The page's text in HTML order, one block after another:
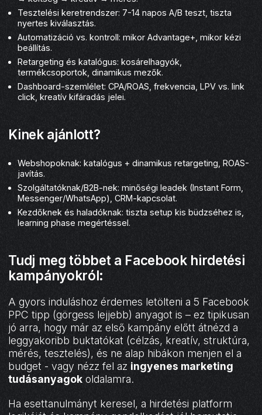
Tesztelési keretrendszer: 7-14 napos A/B teszt, tiszta
nyertes kiválasztás.
Automatizáció vs. kontroll: mikor Advantage+, mikor kézi
beállítás.
Retargeting és katalógus: kosárelhagyók,
termékcsoportok, dinamikus mezők.
Dashboard-szemlélet: CPA/ROAS, frekvencia, LPV vs. link
click, kreatív kifáradás jelei.
Kinek ajánlott?
Webshopoknak: katalógus + dinamikus retargeting, ROAS-
javítás.
Szolgáltatóknak/B2B-nek: minőségi leadek (Instant Form,
Messenger/WhatsApp), CRM-kapcsolat.
Kezdőknek és haladóknak: tiszta setup kis büdzséhez is,
learning phase megértéssel.
Tudj meg többet a Facebook hirdetési
kampányokról:
A gyors induláshoz érdemes letölteni a 5 Facebook
PPC tipp (görgess lejjebb) anyagot is – ez tipikusan
jó arra, hogy már az első kampány előtt átnézd a
leggyakoribb buktatókat (célzás, kreatív, struktúra,
mérés, tesztelés), és ne alap hibákon menjen el a
budget - vagy nézz fel az ingyenes marketing
tudásanyagok oldalamra.
Ha esettanulmányt keresel, a hirdetési platform